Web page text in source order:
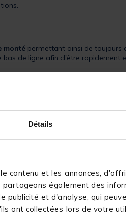
Détails
contenu et les annonces,
également des
publicité et d'analyse, qui
ont collectées lors de votre
monté permettant ainsi de toujours
de ligne afin d'être rapidement
hameçon Krank Choddy et
vous permettant ainsi de pouvoir
une esche flottante ou
qui compose ce montage
une parfaite résistance ainsi
de votre esche afin
retrouver dans plus d'une boite de